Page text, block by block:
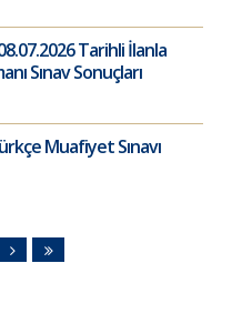
Tarihli İlanla
Sınav Sonuçları
Muafiyet Sınavı